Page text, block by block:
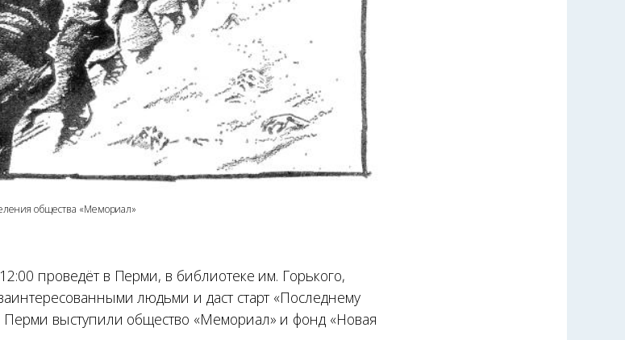
общества «Мемориал»
проведёт в Перми, в библиотеке им. Горького,
людьми и даст старт «Последнему
Перми выступили общество «Мемориал» и фонд «Новая